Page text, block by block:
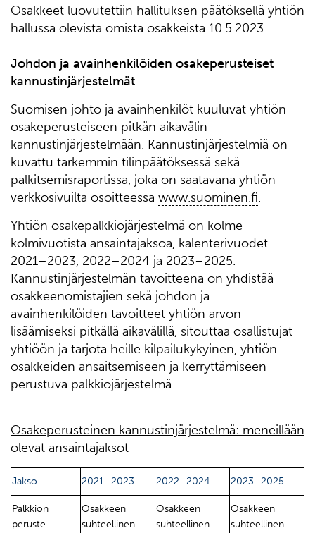
Osakkeet luovutettiin hallituksen päätöksellä yhtiön
hallussa olevista omista osakkeista 10.5.2023.
Johdon ja avainhenkilöiden osakeperusteiset
kannustinjärjestelmät
Suomisen johto ja avainhenkilöt kuuluvat yhtiön
osakeperusteiseen pitkän aikavälin
kannustinjärjestelmään. Kannustinjärjestelmiä on
kuvattu tarkemmin tilinpäätöksessä sekä
palkitsemisraportissa, joka on saatavana yhtiön
verkkosivuilta osoitteessa www.suominen.fi.
Yhtiön osakepalkkiojärjestelmä on kolme
kolmivuotista ansaintajaksoa, kalenterivuodet
2021–2023, 2022–2024 ja 2023–2025.
Kannustinjärjestelmän tavoitteena on yhdistää
osakkeenomistajien sekä johdon ja
avainhenkilöiden tavoitteet yhtiön arvon
lisäämiseksi pitkällä aikavälillä, sitouttaa osallistujat
yhtiöön ja tarjota heille kilpailukykyinen, yhtiön
osakkeiden ansaitsemiseen ja kerryttämiseen
perustuva palkkiojärjestelmä.
Osakeperusteinen kannustinjärjestelmä: meneillään
olevat ansaintajaksot
Jakso 2021–2023 2022–2024 2023–2025
Palkkion
peruste
Osakkeen
suhteellinen
Osakkeen
suhteellinen
Osakkeen
suhteellinen